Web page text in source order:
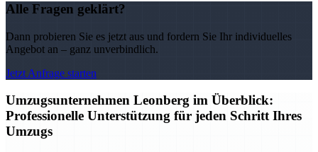
Alle Fragen geklärt?
Dann probieren Sie es jetzt aus und fordern Sie Ihr individuelles
Angebot an – ganz unverbindlich.
Jetzt Anfrage starten
Umzugsunternehmen Leonberg im Überblick:
Professionelle Unterstützung für jeden Schritt Ihres
Umzugs